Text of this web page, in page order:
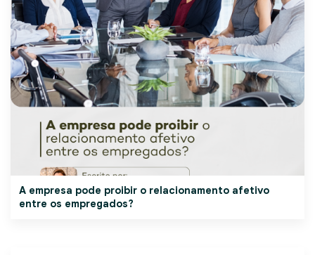
A empresa pode proibir o relacionamento afetivo
entre os empregados?